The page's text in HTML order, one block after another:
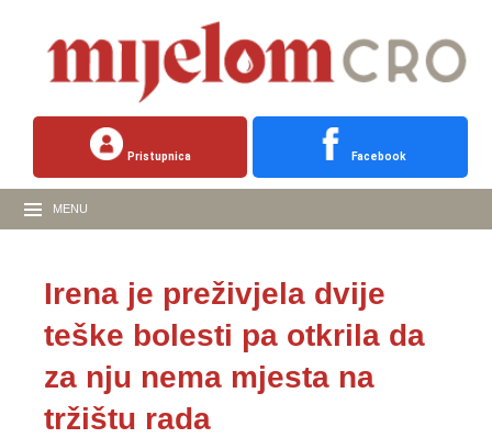
Pristupnica Facebook
MENU
Irena je preživjela dvije
teške bolesti pa otkrila da
za nju nema mjesta na
tržištu rada